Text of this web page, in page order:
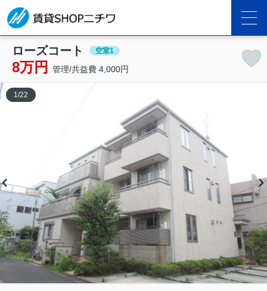
ローズコート 空室1
8万円 管理/共益費 4,000円
1 /22